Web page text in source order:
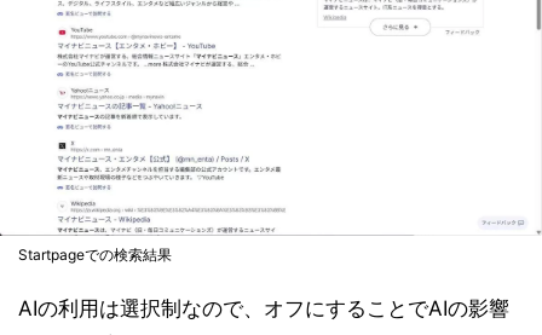
Startpageでの検索結果
AIの利用は選択制なので、オフにすることでAIの影響